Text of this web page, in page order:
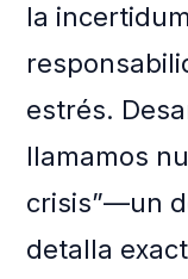
la
estrés.
llamamos
crisis”—un
detalla